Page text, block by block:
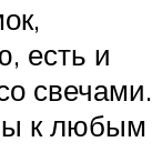
есть и
свечами.
к любым